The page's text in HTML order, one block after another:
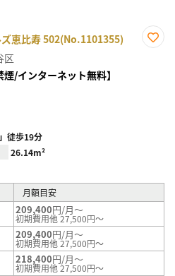
恵比寿 502(No.1101355)
区
煙/インターネット無料】
徒歩19分
26.14m²
月額目安
209,400円/月～
初期費用他 27,500円～
209,400円/月～
初期費用他 27,500円～
218,400円/月～
初期費用他 27,500円～